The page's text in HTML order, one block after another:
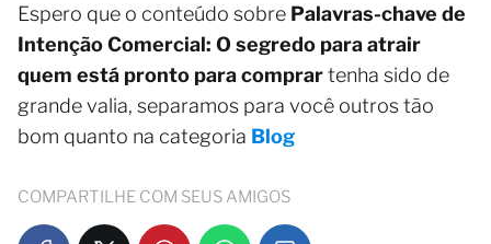
Espero que o conteúdo sobre Palavras-chave de
Intenção Comercial: O segredo para atrair
quem está pronto para comprartenha sido de
grande valia, separamos para você outros tão
bom quanto na categoria Blog
COMPARTILHE COM SEUS AMIGOS